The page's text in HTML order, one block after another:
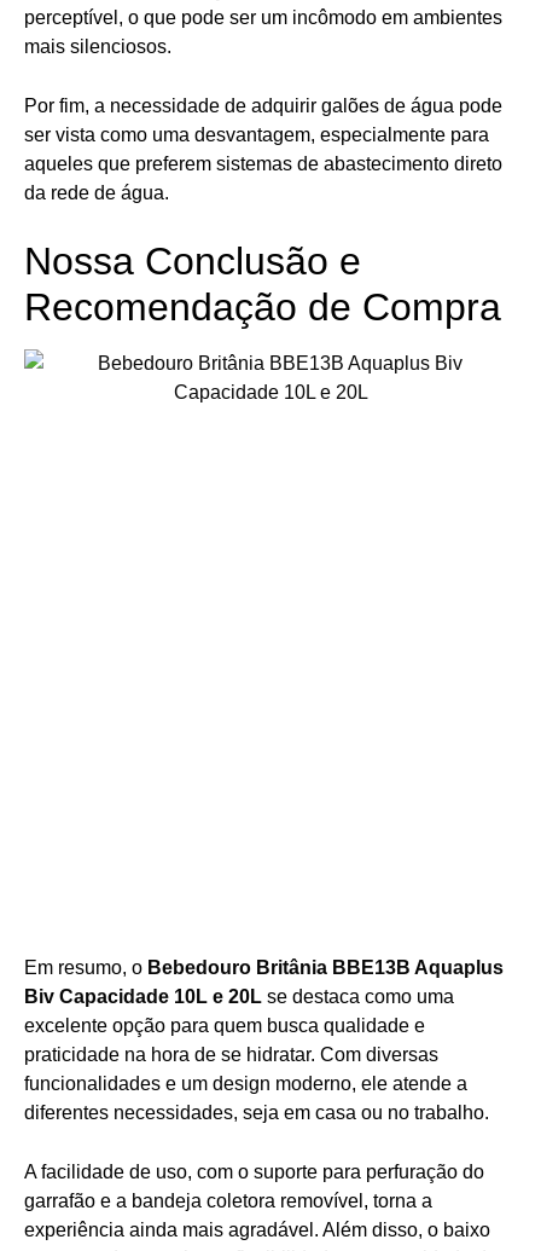
perceptível, o que pode ser um incômodo em ambientes
mais silenciosos.
Por fim, a necessidade de adquirir galões de água pode
ser vista como uma desvantagem, especialmente para
aqueles que preferem sistemas de abastecimento direto
da rede de água.
Nossa Conclusão e
Recomendação de Compra
Em resumo, o Bebedouro Britânia BBE13B Aquaplus
Biv Capacidade 10L e 20L se destaca como uma
excelente opção para quem busca qualidade e
praticidade na hora de se hidratar. Com diversas
funcionalidades e um design moderno, ele atende a
diferentes necessidades, seja em casa ou no trabalho.
A facilidade de uso, com o suporte para perfuração do
garrafão e a bandeja coletora removível, torna a
experiência ainda mais agradável. Além disso, o baixo